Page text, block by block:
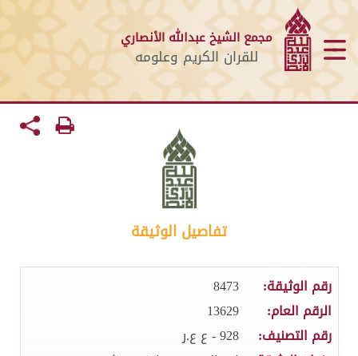
مجمع الشيخ عبدالله الأنصاري
للقران الكريم وعلومه
تفاصيل الوثيقة
رقم الوثيقة:
8473
الرقم العام:
13629
رقم التصنيف:
928 - ع ع.ر